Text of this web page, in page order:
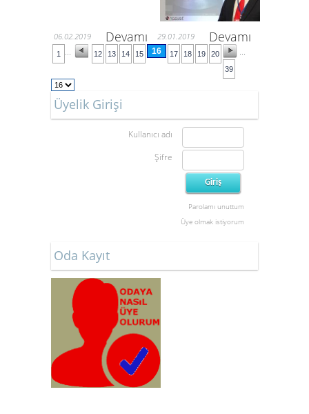
06.02.2019 Devamı 29.01.2019 Devamı
1 12 13 14 15 16 17 18 19 20
39
Üyelik Girişi
Kullanıcı adı
Şifre
Parolamı unuttum
Üye olmak istiyorum
Oda Kayıt